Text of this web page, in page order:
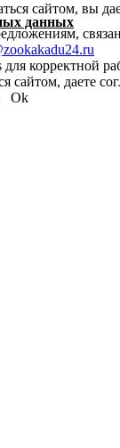
сайтом, вы
данных
корректной
сайтом, даете
Ok